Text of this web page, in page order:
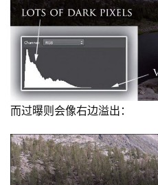
而过曝则会像右边溢出：